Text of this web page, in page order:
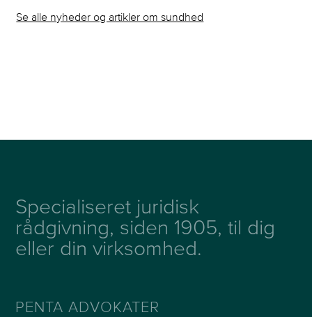
Se alle nyheder og artikler om sundhed
Specialiseret juridisk
rådgivning, siden 1905, til dig
eller din virksomhed.
PENTA ADVOKATER